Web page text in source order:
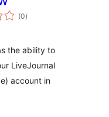
(0total
ratings
)
the ability to
LiveJournal
account in